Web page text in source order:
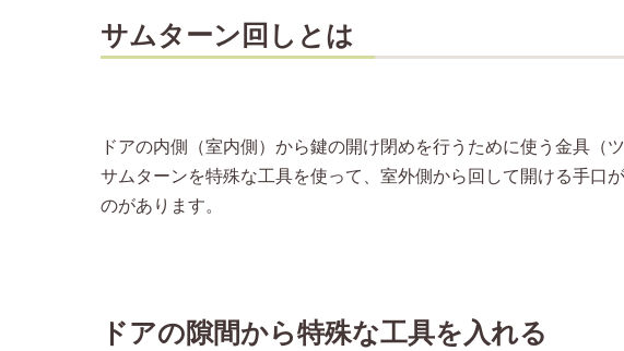
サムターン回しとは
ドアの内側（室内側）から鍵の開け閉めを行うために使う金具（
サムターンを特殊な工具を使って、室外側から回して開ける手口
のがあります。
ドアの隙間から特殊な工具を入れる